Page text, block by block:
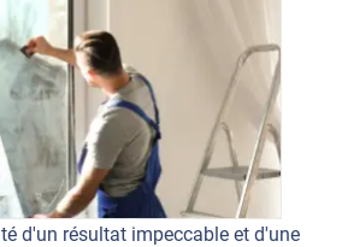
d'un résultat impeccable et d'une